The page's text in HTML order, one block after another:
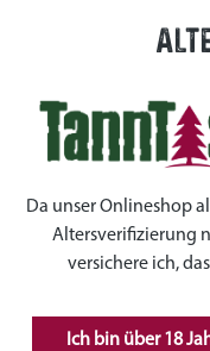
Uhrzeitenauswählen
auswählen
Produkt
Da unser Onlineshop
Altersverifizierung
versichere ich,
Ich bin über 18